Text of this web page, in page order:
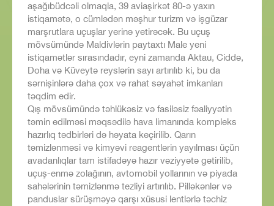
aşağıbüdcəli olmaqla, 39 aviaşirkət 80-ə yaxın
istiqamətə, o cümlədən məşhur turizm və işgüzar
marşrutlara uçuşlar yerinə yetirəcək. Bu uçuş
mövsümündə Maldivlərin paytaxtı Male yeni
istiqamətlər sırasındadır, eyni zamanda Aktau, Ciddə,
Doha və Küveytə reyslərin sayı artırılıb ki, bu da
sərnişinlərə daha çox və rahat səyahət imkanları
təqdim edir.
Qış mövsümündə təhlükəsiz və fasiləsiz fəaliyyətin
təmin edilməsi məqsədilə hava limanında kompleks
hazırlıq tədbirləri də həyata keçirilib. Qarın
təmizlənməsi və kimyəvi reagentlərin yayılması üçün
avadanlıqlar tam istifadəyə hazır vəziyyətə gətirilib,
uçuş-enmə zolağının, avtomobil yollarının və piyada
sahələrinin təmizlənmə tezliyi artırılıb. Pilləkənlər və
panduslar sürüşməyə qarşı xüsusi lentlərlə təchiz